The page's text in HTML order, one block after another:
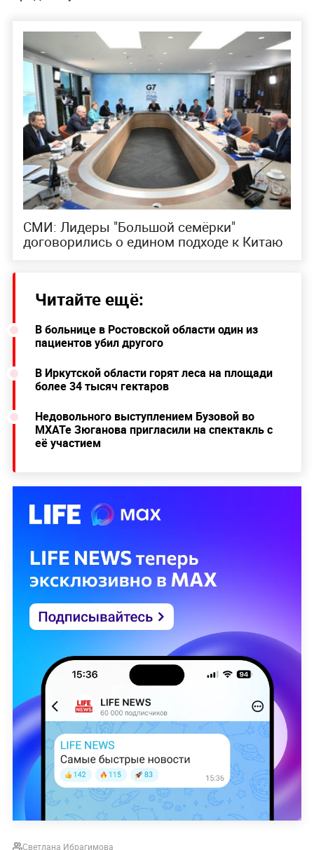
СМИ: Лидеры "Большой семёрки"
договорились о едином подходе к Китаю
Читайте ещё:
В больнице в Ростовской области один из
пациентов убил другого
В Иркутской области горят леса на площади
более 34 тысяч гектаров
Недовольного выступлением Бузовой во
МХАТе Зюганова пригласили на спектакль с
её участием
Светлана Ибрагимова